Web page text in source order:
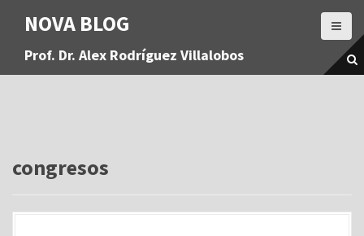
a
NOVA BLOG
Prof. Dr. Alex Rodríguez Villalobos
congresos